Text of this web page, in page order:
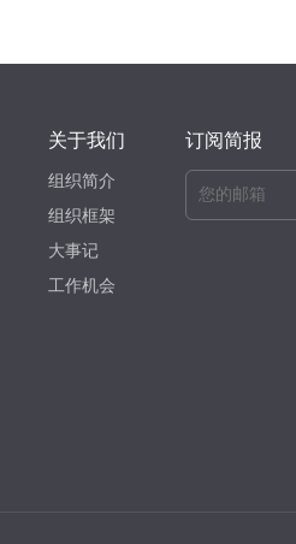
关于我们
组织简介
组织框架
大事记
工作机会
订阅简报